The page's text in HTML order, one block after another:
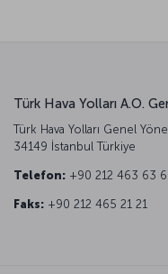
Türk Hava Yolları A.O.
Türk Hava Yolları Genel
34149 İstanbul Türkiye
Telefon: +90 212 463 63
Faks: +90 212 465 21 21